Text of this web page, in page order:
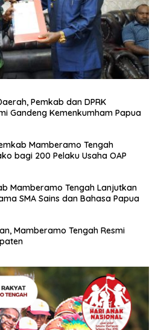
Pemkab dan DPRK
Gandeng Kemenkumham Papua
Mamberamo Tengah
bagi 200 Pelaku Usaha OAP
Mamberamo Tengah Lanjutkan
SMA Sains dan Bahasa Papua
Mamberamo Tengah Resmi